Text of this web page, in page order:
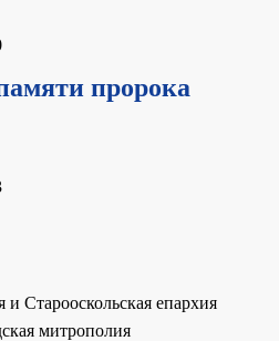
пророка
и Старооскольская епархия
митрополия